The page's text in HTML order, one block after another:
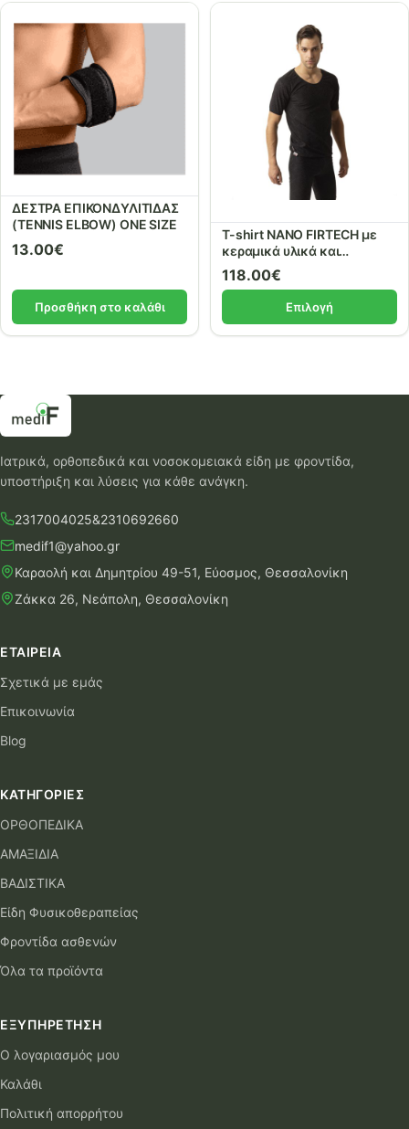
ΔΕΣΤΡΑ ΕΠΙΚΟΝΔΥΛΙΤΙΔΑΣ
(TENNIS ELBOW) ONE SIZE
13.00€
Προσθήκη στο καλάθι
T-shirt NANO FIRTECH με
κεραμικά υλικά και
μέταλλα. ref.91315
118.00€
Επιλογή
Ιατρικά, ορθοπεδικά και νοσοκομειακά είδη με φροντίδα,
υποστήριξη και λύσεις για κάθε ανάγκη.
2317004025&2310692660
medif1@yahoo.gr
Καραολή και Δημητρίου 49-51, Εύοσμος, Θεσσαλονίκη
Ζάκκα 26, Νεάπολη, Θεσσαλονίκη
ΕΤΑΙΡΕΊΑ
Σχετικά με εμάς
Επικοινωνία
Blog
ΚΑΤΗΓΟΡΊΕΣ
ΟΡΘΟΠΕΔΙΚΑ
ΑΜΑΞΙΔΙΑ
ΒΑΔΙΣΤΙΚΑ
Είδη Φυσικοθεραπείας
Φροντίδα ασθενών
Όλα τα προϊόντα
ΕΞΥΠΗΡΈΤΗΣΗ
Ο λογαριασμός μου
Καλάθι
Πολιτική απορρήτου